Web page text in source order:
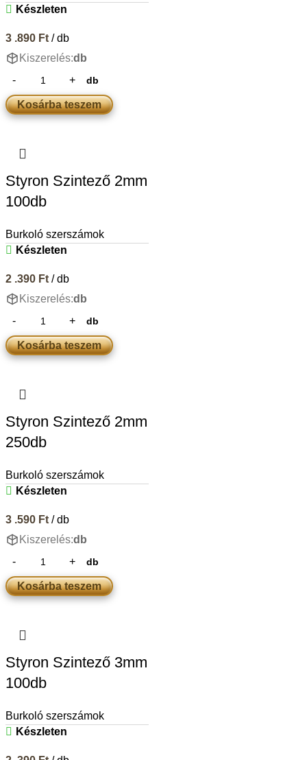
Készleten
3 .890 Ft/ db
Kiszerelés:db
db
Kosárba teszem
Styron Szintező 2mm
100db
Burkoló szerszámok
Készleten
2 .390 Ft/ db
Kiszerelés:db
db
Kosárba teszem
Styron Szintező 2mm
250db
Burkoló szerszámok
Készleten
3 .590 Ft/ db
Kiszerelés:db
db
Kosárba teszem
Styron Szintező 3mm
100db
Burkoló szerszámok
Készleten